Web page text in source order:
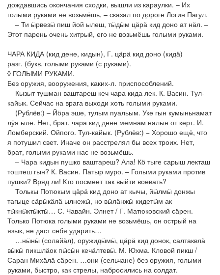
дождавшись окончания сходки, вышли из караулки. – Их
голыми руками не возьмёшь, – сказал по дороге Логин Пагул.
– Ти ӹрвезӹ пиш йой ылеш, тӹдӹм цӓрӓ кид доно ат нӓл. –
Этот парень очень хитрый, его не возьмёшь голыми руками.
ЧАРА КИДА (кид дене, кидын), Г. цӓрӓ кид доно (кидӓ)
разг. (букв. голыми руками (с руками).
◊ ГОЛЫМИ РУКАМИ.
Без оружия, вооружения, каких-л. приспособлений.
Кызыт тушман ваштареш кеч чара кида лек. К. Васин. Тул-
кайык. Сейчас на врага выходи хоть голыми руками.
(Рублёв:) – Йӧра эше, тулым пуальым. Уке гын кумыньнамат
лӱя ыле. Нет, брат, чара кид дене мемнам налын от керт. И.
Ломберский. Ойпого. Тул-кайык. (Рублёв:) − Хорошо ещё, что
я потушил свет. Иначе он расстрелял бы всех троих. Нет,
брат, голыми руками нас не возьмёшь.
– Чара кидын пушко ваштареш? Ала! Кӧ тыге сарыш лекташ
тоштеш гын? К. Васин. Патыр муро. – Голыми руками против
пушки? Вряд ли! Кто посмеет так выйти воевать?
Толькы Потюкым цӓрӓ кид доно ат кычы, йӹлмӹ донжы
тагыце сӓрӹкӓлӓ ылнежӹ, но вӹлӓнжӹ кидетӹм ак
тӹкнӹктӹктӹ… С. Чавайн. Элнет / Г. Матюковский сӓрен.
Только Потюка голыми руками не возьмёшь, он острый на
язык, не даст себя ударить…
…нӹнӹ (солайӓл), оружидӹмӹ, цӓрӓ кид донок, салтаквлӓ
вӹкӹ пикшлӓок пӹсӹн кечӓлтевӹ. М. Юхма. Кловой пикш /
Саран Михӓлӓ сӓрен. …они (сельчане) без оружия, голыми
руками, быстро, как стрелы, набросились на солдат.